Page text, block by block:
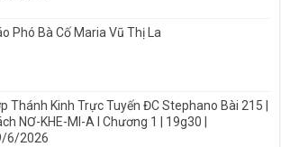
Phó Bà Cố Maria Vũ Thị La
Thánh Kinh Trực Tuyến ĐC Stephano Bài 215 |
NƠ-KHE-MI-A I Chương 1 | 19g30 |
6/2026